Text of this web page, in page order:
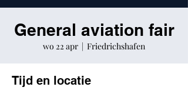
General aviation fair
wo 22 apr
  |
Friedrichshafen
Tijd en locatie